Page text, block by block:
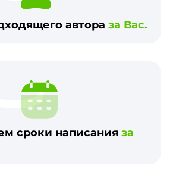
автора за Вас.
сроки написания за